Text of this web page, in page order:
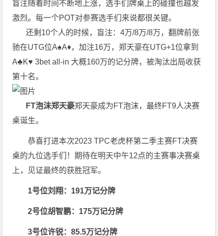
盲注随着时间不断地上涨，选手们牌桌上的碰撞也越发
激烈。每一个POT对参赛选手们来说都很关键。
还剩10个人的时候，盲注：4万/8万/8万，翻牌前张
驰在UTG位A♠A♦，加注16万，郑天豪在UTG+1位拿到
A♣K♥ 3bet all-in 大概160万的记分牌，被淘汰出局收获
第十名。
FT泡沫郑天豪郑天豪成为FT泡沫，最终FT9人决赛
桌诞生。
恭喜打进本次2023 TPC老虎杯第二季主赛FT决赛
桌的九位选手们！期待在明天中午12点的主赛事决赛桌
上，见证最终的获胜冠军。
1号位刘翔：191万记分牌
2号位胡智鹏：175万记分牌
3号位许锐：85.5万记分牌